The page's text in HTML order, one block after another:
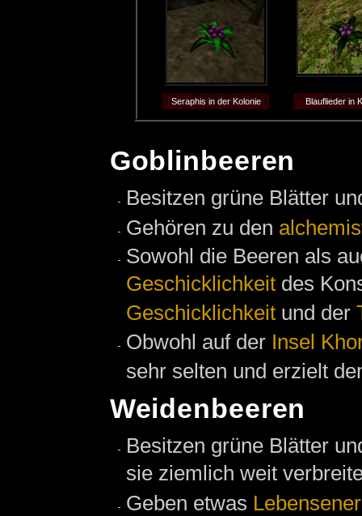
Seraphis in der Kolonie Blauflieder in
Goblinbeeren
Besitzen grüne Blätter
Gehören zu den
Sowohl die Beeren als
Geschicklichkeit des
Geschicklichkeit und der
Obwohl auf der Insel
sehr selten und erzielt
Weidenbeeren
Besitzen grüne Blätter
sie ziemlich weit
Geben etwas